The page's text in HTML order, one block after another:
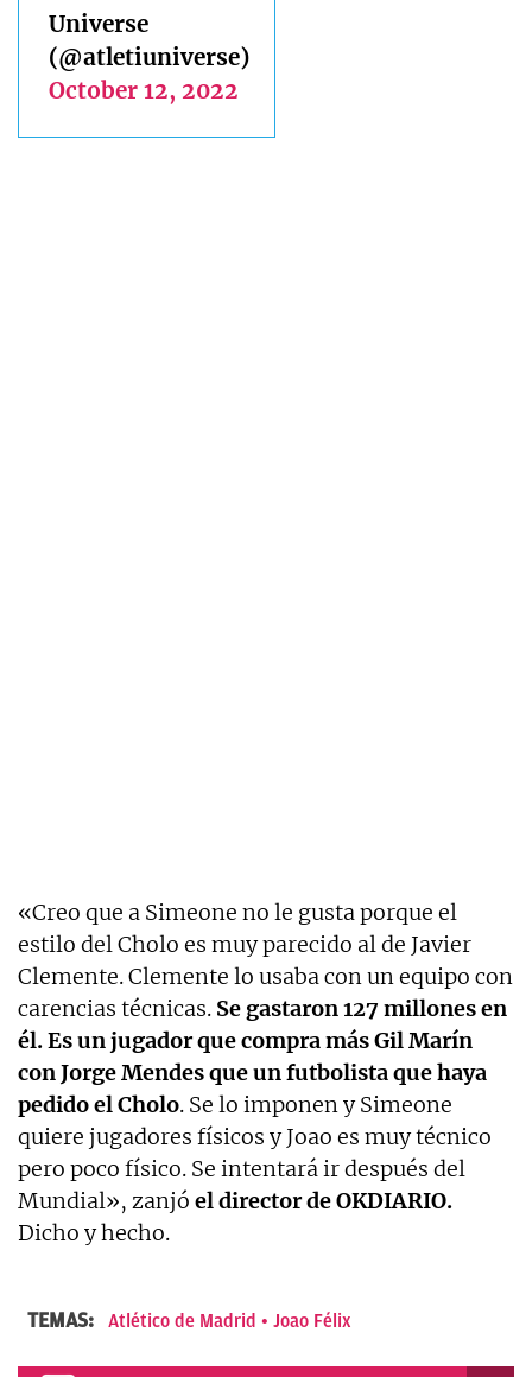
Universe
(@atletiuniverse)
October 12, 2022
«Creo que a Simeone no le gusta porque el
estilo del Cholo es muy parecido al de Javier
Clemente. Clemente lo usaba con un equipo con
carencias técnicas. Se gastaron 127 millones en
él. Es un jugador que compra más Gil Marín
con Jorge Mendes que un futbolista que haya
pedido el Cholo. Se lo imponen y Simeone
quiere jugadores físicos y Joao es muy técnico
pero poco físico. Se intentará ir después del
Mundial», zanjó el director de OKDIARIO.
Dicho y hecho.
TEMAS: Atlético de Madrid Joao Félix